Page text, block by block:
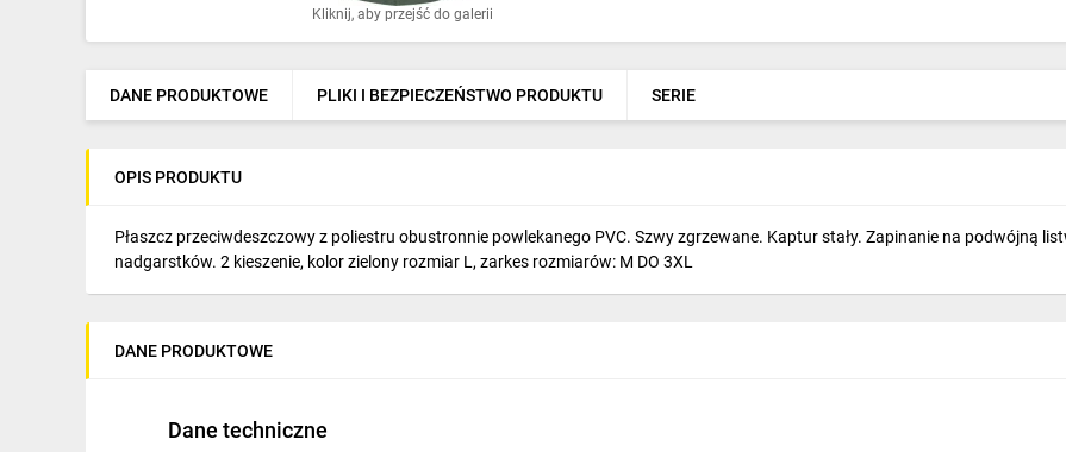
Ogrzewanie
Elektronarzędzia i mierniki
Napędy elektryczne
Kliknij, aby przejść do galerii
DANE PRODUKTOWE PLIKI I BEZPIECZEŃSTWO PRODUKTU SERIE
OPIS PRODUKTU
Płaszcz przeciwdeszczowy z poliestru obustronnie powlekanego PVC. Szwy zgrzewane. Kaptur stały. Zapinanie na podwójną
nadgarstków. 2 kieszenie, kolor zielony rozmiar L, zarkes rozmiarów: M DO 3XL
DANE PRODUKTOWE
Dane techniczne